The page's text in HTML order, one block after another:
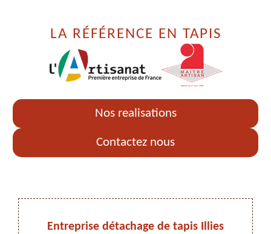
LA RÉFÉRENCE EN TAPIS
Nos realisations
Contactez nous
Entreprise détachage de tapis Illies